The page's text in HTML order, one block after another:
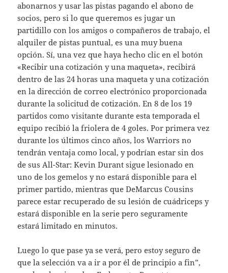
abonarnos y usar las pistas pagando el abono de
socios, pero si lo que queremos es jugar un
partidillo con los amigos o compañeros de trabajo, el
alquiler de pistas puntual, es una muy buena
opción. Sí, una vez que haya hecho clic en el botón
«Recibir una cotización y una maqueta», recibirá
dentro de las 24 horas una maqueta y una cotización
en la dirección de correo electrónico proporcionada
durante la solicitud de cotización. En 8 de los 19
partidos como visitante durante esta temporada el
equipo recibió la friolera de 4 goles. Por primera vez
durante los últimos cinco años, los Warriors no
tendrán ventaja como local, y podrían estar sin dos
de sus All-Star: Kevin Durant sigue lesionado en
uno de los gemelos y no estará disponible para el
primer partido, mientras que DeMarcus Cousins
parece estar recuperado de su lesión de cuádriceps y
estará disponible en la serie pero seguramente
estará limitado en minutos.
Luego lo que pase ya se verá, pero estoy seguro de
que la selección va a ir a por él de principio a fin”,